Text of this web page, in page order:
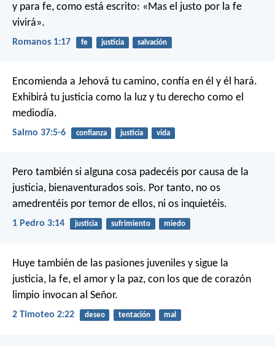
y para fe, como está escrito: «Mas el justo por la fe
vivirá».
Romanos 1:17 fe justicia salvación
Encomienda a Jehová tu camino, confía en él y él hará.
Exhibirá tu justicia como la luz y tu derecho como el
mediodía.
Salmo 37:5-6 confianza justicia vida
Pero también si alguna cosa padecéis por causa de la
justicia, bienaventurados sois. Por tanto, no os
amedrentéis por temor de ellos, ni os inquietéis.
1 Pedro 3:14 justicia sufrimiento miedo
Huye también de las pasiones juveniles y sigue la
justicia, la fe, el amor y la paz, con los que de corazón
limpio invocan al Señor.
2 Timoteo 2:22 deseo tentación mal